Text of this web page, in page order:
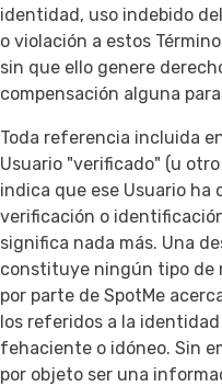
identidad, uso indebido
o violación a estos
sin que ello genere
compensación alguna
Toda referencia incluida
Usuario "verificado" (u
indica que ese Usuario ha
verificación o
significa nada más. Una
constituye ningún tipo de
por parte de SpotMe
los referidos a la identidad
fehaciente o idóneo. Sin
por objeto ser una